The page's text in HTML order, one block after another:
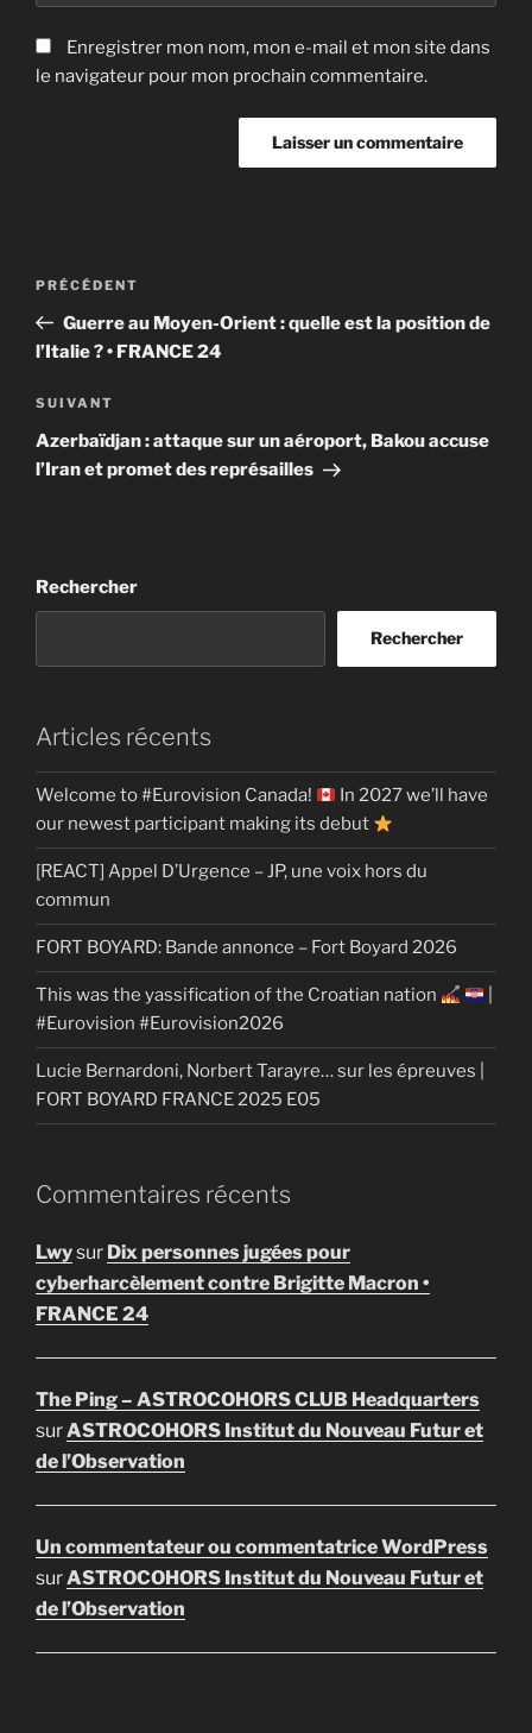
Enregistrer mon nom, mon e-mail et mon site dans
le navigateur pour mon prochain commentaire.
Navigation
l’article
Article
précédent
PRÉCÉDENT
Guerre au Moyen-Orient : quelle est la position de
l’Italie ? • FRANCE 24
Article
suivant
SUIVANT
Azerbaïdjan : attaque sur un aéroport, Bakou accuse
l’Iran et promet des représailles
Rechercher
Rechercher
Articles récents
Welcome to #Eurovision Canada!
In 2027 we’ll have
our newest participant making its debut
[REACT] Appel D’Urgence – JP, une voix hors du
commun
FORT BOYARD: Bande annonce – Fort Boyard 2026
This was the yassification of the Croatian nation
#Eurovision #Eurovision2026
Lucie Bernardoni, Norbert Tarayre… sur les épreuves |
FORT BOYARD FRANCE 2025 E05
Commentaires récents
Lwysur Dix personnes jugées pour
cyberharcèlement contre Brigitte Macron •
FRANCE 24
The Ping – ASTROCOHORS CLUB Headquarters
surASTROCOHORS Institut du Nouveau Futur et
de l’Observation
Un commentateur ou commentatrice WordPress
surASTROCOHORS Institut du Nouveau Futur et
de l’Observation